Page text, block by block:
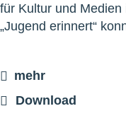
für Kultur und
„Jugend erinnert“
mehr
Download